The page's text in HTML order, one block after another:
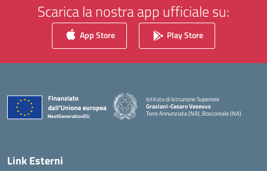
Scarica la nostra app ufficiale su:
App Store Play Store
Istituto di Istruzione Superiore
Graziani-Cesaro Vesevus
Torre Annunziata (NA), Boscoreale (NA)
Link Esterni